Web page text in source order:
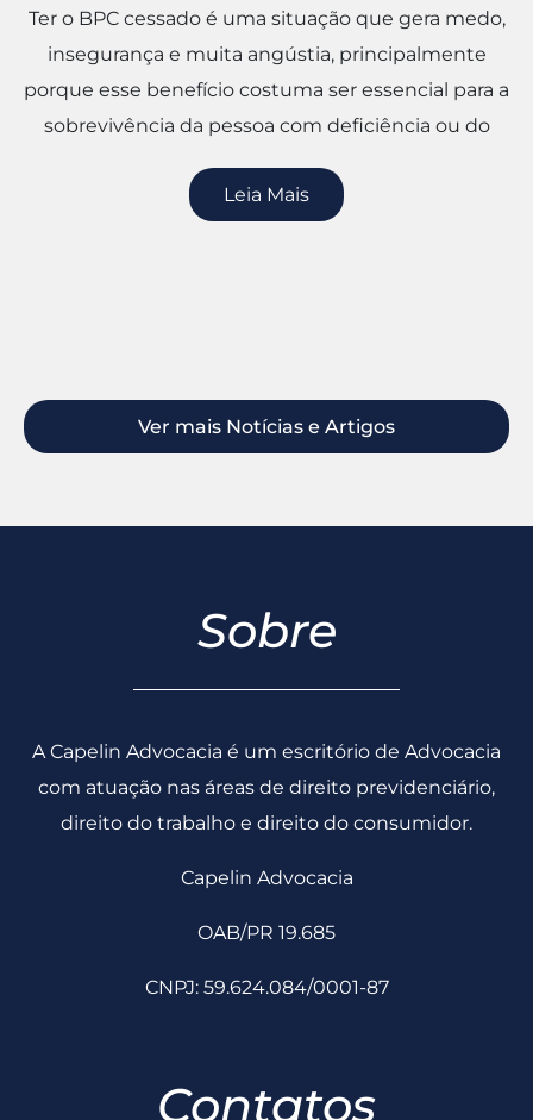
Ter o BPC cessado é uma situação que gera medo,
insegurança e muita angústia, principalmente
porque esse benefício costuma ser essencial para a
sobrevivência da pessoa com deficiência ou do
Leia Mais
Ver mais Notícias e Artigos
Sobre
A Capelin Advocacia é um escritório de Advocacia
com atuação nas áreas de direito previdenciário,
direito do trabalho e direito do consumidor.
Capelin Advocacia
OAB/PR 19.685
CNPJ: 59.624.084/0001-87
Contatos